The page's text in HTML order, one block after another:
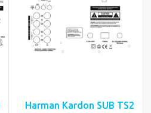
Harman Kardon SUB TS2